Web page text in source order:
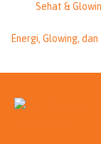
Sehat &
Energi, Glowing,